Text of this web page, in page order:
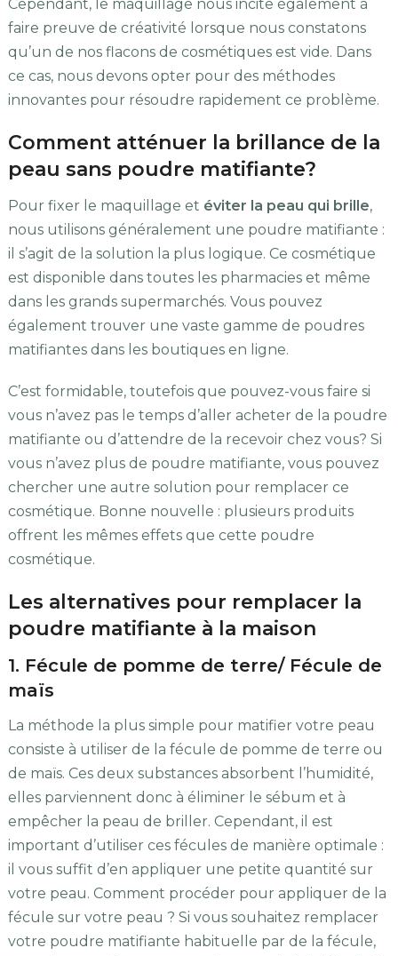
Cependant, le maquillage nous incite également à
faire preuve de créativité lorsque nous constatons
qu’un de nos flacons de cosmétiques est vide. Dans
ce cas, nous devons opter pour des méthodes
innovantes pour résoudre rapidement ce problème.
Comment atténuer la brillance de la
peau sans poudre matifiante?
Pour fixer le maquillage et éviter la peau qui brille,
nous utilisons généralement une poudre matifiante :
il s’agit de la solution la plus logique. Ce cosmétique
est disponible dans toutes les pharmacies et même
dans les grands supermarchés. Vous pouvez
également trouver une vaste gamme de poudres
matifiantes dans les boutiques en ligne.
C’est formidable, toutefois que pouvez-vous faire si
vous n’avez pas le temps d’aller acheter de la poudre
matifiante ou d’attendre de la recevoir chez vous? Si
vous n’avez plus de poudre matifiante, vous pouvez
chercher une autre solution pour remplacer ce
cosmétique. Bonne nouvelle : plusieurs produits
offrent les mêmes effets que cette poudre
cosmétique.
Les alternatives pour remplacer la
poudre matifiante à la maison
1. Fécule de pomme de terre/ Fécule de
maïs
La méthode la plus simple pour matifier votre peau
consiste à utiliser de la fécule de pomme de terre ou
de maïs. Ces deux substances absorbent l’humidité,
elles parviennent donc à éliminer le sébum et à
empêcher la peau de briller. Cependant, il est
important d’utiliser ces fécules de manière optimale :
il vous suffit d’en appliquer une petite quantité sur
votre peau. Comment procéder pour appliquer de la
fécule sur votre peau ? Si vous souhaitez remplacer
votre poudre matifiante habituelle par de la fécule,